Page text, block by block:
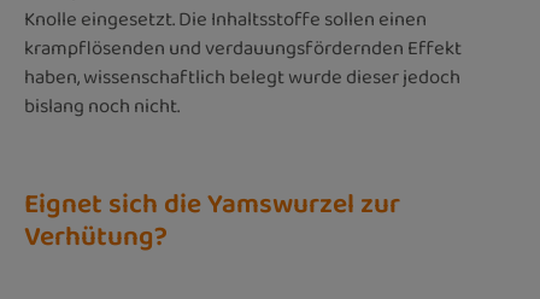
Knolle eingesetzt. Die Inhaltsstoffe sollen einen
krampflösenden und verdauungsfördernden Effekt
haben, wissenschaftlich belegt wurde dieser jedoch
bislang noch nicht.
Eignet sich die Yamswurzel zur
Verhütung?